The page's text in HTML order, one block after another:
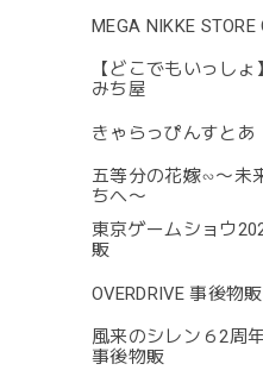
MEGA NIKKE STORE
【どこでもいっし
みち屋
きゃらっぴんすとあ
五等分の花嫁∽〜未
ちへ〜
東京ゲームショウ
販
OVERDRIVE 事後物販
風来のシレン６2周
事後物販